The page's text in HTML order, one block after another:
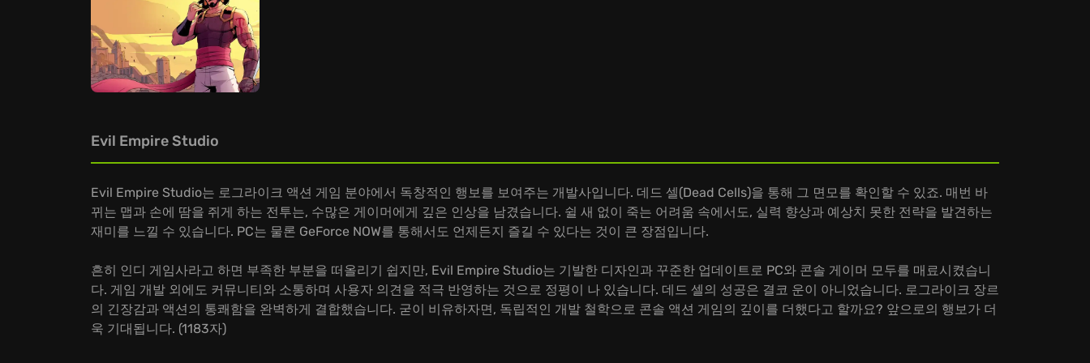
Evil Empire Studio
Evil Empire Studio는 로그라이크 액션 게임 분야에서 독창적인 행보를 보여주는 개발사입니다. 데드 셀(Dead Cells)을 통해 그 면모를 확인할 수 있죠. 매번 바
뀌는 맵과 손에 땀을 쥐게 하는 전투는, 수많은 게이머에게 깊은 인상을 남겼습니다. 쉴 새 없이 죽는 어려움 속에서도, 실력 향상과 예상치 못한 전략을 발견하는
재미를 느낄 수 있습니다. PC는 물론 GeForce NOW를 통해서도 언제든지 즐길 수 있다는 것이 큰 장점입니다.
흔히 인디 게임사라고 하면 부족한 부분을 떠올리기 쉽지만, Evil Empire Studio는 기발한 디자인과 꾸준한 업데이트로 PC와 콘솔 게이머 모두를 매료시켰습니
다. 게임 개발 외에도 커뮤니티와 소통하며 사용자 의견을 적극 반영하는 것으로 정평이 나 있습니다. 데드 셀의 성공은 결코 운이 아니었습니다. 로그라이크 장르
의 긴장감과 액션의 통쾌함을 완벽하게 결합했습니다. 굳이 비유하자면, 독립적인 개발 철학으로 콘솔 액션 게임의 깊이를 더했다고 할까요? 앞으로의 행보가 더
욱 기대됩니다. (1183자)